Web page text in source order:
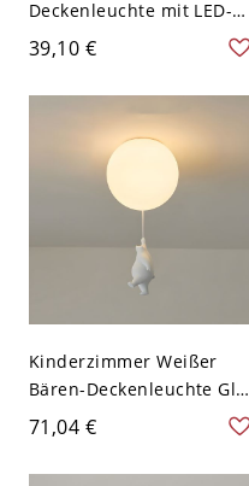
Deckenleuchte mit LED-
Downlight - 110V-120V
Weiß Warm 5 Watt
39,10 €
Kinderzimmer Weißer
Bären-Deckenleuchte Glas
Kreative LED-
Deckenlampe - Weiß
110V-120V Stehen
71,04 €